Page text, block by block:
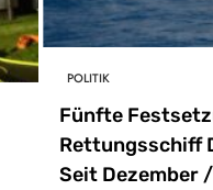
POLITIK
Fünfte
Rettungsschiff
Seit Dezember